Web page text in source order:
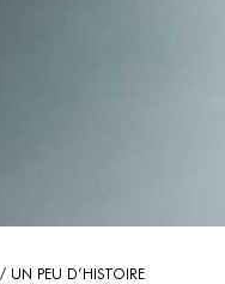
UN PEU D’HISTOIRE